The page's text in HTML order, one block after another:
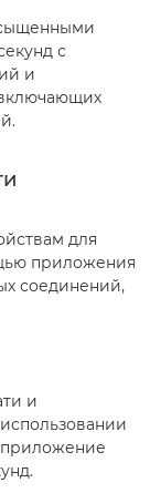
с
и
для
приложения
соединений,
и
приложение